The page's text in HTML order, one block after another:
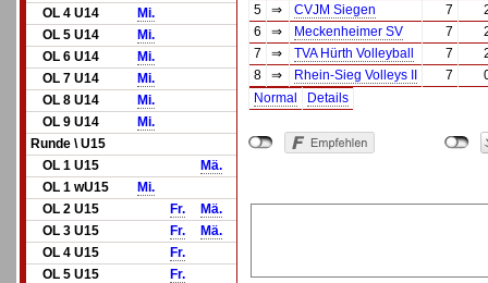
OL 4 U14
Mi.
OL 5 U14
Mi.
OL 6 U14
Mi.
OL 7 U14
Mi.
OL 8 U14
Mi.
OL 9 U14
Mi.
Runde \ U15
OL 1 U15
Mä.
OL 1 wU15
Mi.
OL 2 U15
Fr.
Mä.
OL 3 U15
Fr.
Mä.
OL 4 U15
Fr.
OL 5 U15
Fr.
5
⇒ CVJM Siegen 7
6
⇒ Meckenheimer SV 7
7
⇒ TVA Hürth Volleyball 7
8
⇒ Rhein-Sieg Volleys II 7
Normal
Details